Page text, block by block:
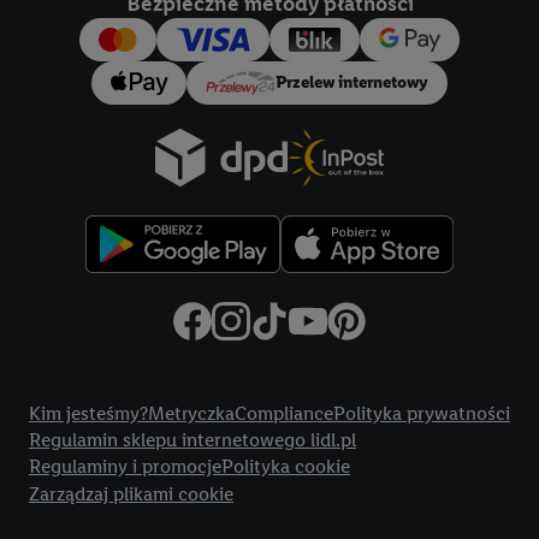
Przelew internetowy
Kim jesteśmy?MetryczkaCompliancePolityka prywatności
Regulamin sklepu internetowego lidl.pl
Regulaminy i promocjePolityka cookie
Zarządzaj plikami cookie
konkretnych treści.
Jeśli użytkownik wyrazi zgodę w tym miejscu, a następnie
utworzy konto Lidl Plus lub zaloguje się na istniejące konto
Lidl Plus, możemy również użyć podanego tam adresu e-mail
jako współadministratorzy - wspólnie z jednym z wyżej
wymienionych partnerów w celu utworzenia specjalnego
identyfikatora internetowego (tzw. EUID), który możemy
następnie wykorzystać w podobny sposób jak poniżej opisany
identyfikator Utiq SA/NV ("Utiq"), aby rozpoznać użytkownika
w usługach świadczonych przez podmioty trzecie i wyświetlać
mu spersonalizowane reklamy. W tym celu my i jeden z innych
w postaci zahashowanej.
Użytkownik upoważnia również firmę Utiq oraz operatora
siecitelekomunikacyjnejdo korzystania z technologii Utiq w